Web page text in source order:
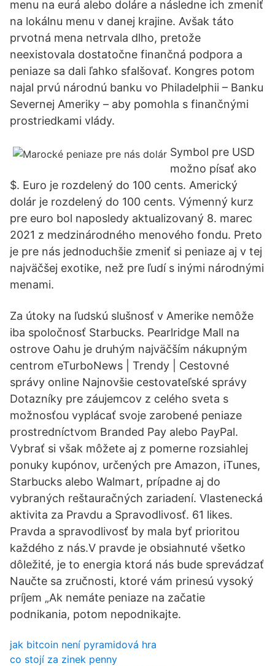
menu na eurá alebo doláre a následne ich zmeniť
na lokálnu menu v danej krajine. Avšak táto
prvotná mena netrvala dlho, pretože
neexistovala dostatočne finančná podpora a
peniaze sa dali ľahko sfalšovať. Kongres potom
najal prvú národnú banku vo Philadelphii – Banku
Severnej Ameriky – aby pomohla s finančnými
prostriedkami vlády.
Symbol pre USD
možno písať ako
$. Euro je rozdelený do 100 cents. Americký
dolár je rozdelený do 100 cents. Výmenný kurz
pre euro bol naposledy aktualizovaný 8. marec
2021 z medzinárodného menového fondu. Preto
je pre nás jednoduchšie zmeniť si peniaze aj v tej
najväčšej exotike, než pre ľudí s inými národnými
menami.
Za útoky na ľudskú slušnosť v Amerike nemôže
iba spoločnosť Starbucks. Pearlridge Mall na
ostrove Oahu je druhým najväčším nákupným
centrom eTurboNews | Trendy | Cestovné
správy online Najnovšie cestovateľské správy
Dotazníky pre záujemcov z celého sveta s
možnosťou vyplácať svoje zarobené peniaze
prostredníctvom Branded Pay alebo PayPal.
Vybrať si však môžete aj z pomerne rozsiahlej
ponuky kupónov, určených pre Amazon, iTunes,
Starbucks alebo Walmart, prípadne aj do
vybraných reštauračných zariadení. Vlastenecká
aktivita za Pravdu a Spravodlivosť. 61 likes.
Pravda a spravodlivosť by mala byť prioritou
každého z nás.V pravde je obsiahnuté všetko
dôležité, je to energia ktorá nás bude sprevádzať
Naučte sa zručnosti, ktoré vám prinesú vysoký
príjem „Ak nemáte peniaze na začatie
podnikania, potom nepodnikajte.
jak bitcoin není pyramidová hra
co stojí za zinek penny